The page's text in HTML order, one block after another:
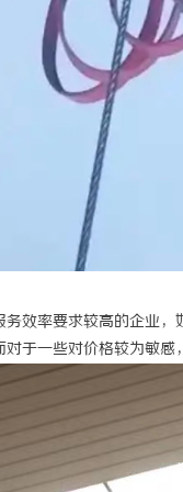
务效率要求较高的企业
对于一些对价格较为敏